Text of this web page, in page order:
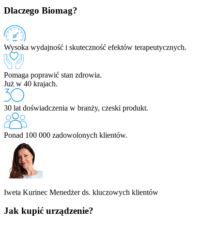
Dlaczego Biomag?
Wysoka wydajność i skuteczność efektów terapeutycznych.
Pomaga poprawić stan zdrowia.
Już w 40 krajach.
30 lat doświadczenia w branży, czeski produkt.
Ponad 100 000 zadowolonych klientów.
Iweta Kurinec Menedżer ds. kluczowych klientów
Jak kupić urządzenie?